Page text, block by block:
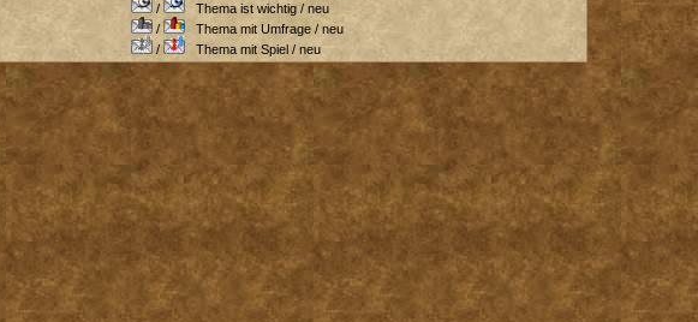
/
Thema ist wichtig / neu
/
Thema mit Umfrage / neu
/
Thema mit Spiel / neu